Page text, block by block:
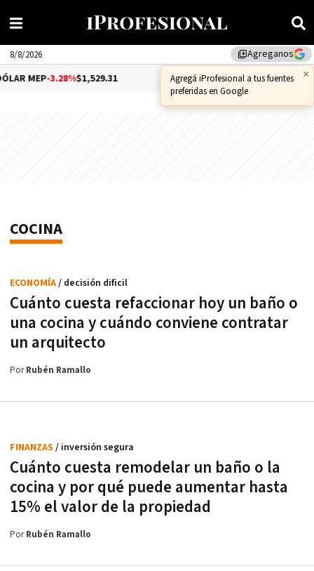
library_addAgreganos
×
Agregá iProfesional a tus fuentes
preferidas en Google
8/8/2026
MEP-3.28%$1,529.31 DÓLAR CCL-1.25%$1,556.14
COCINA
Cuánto cuesta refaccionar hoy un baño o
una cocina y cuándo conviene contratar
un arquitecto
ECONOMÍA/ decisión dificil
PorRubén Ramallo
Cuánto cuesta remodelar un baño o la
cocina y por qué puede aumentar hasta
15% el valor de la propiedad
FINANZAS / inversión segura
PorRubén Ramallo